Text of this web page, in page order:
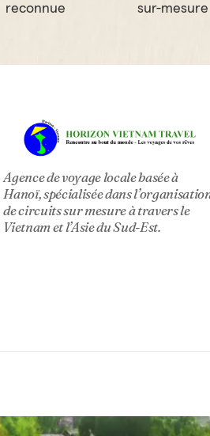
reconnue
sur-mesure
Agence de voyage locale basée à
Hanoï, spécialisée dans
de circuits sur mesure à travers le
Vietnam et l’Asie du Sud-Est.